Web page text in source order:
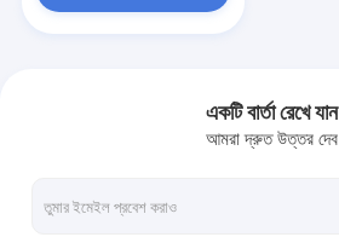
কারখানা ভ্রমণ
একটি বার্তা রেখে যান
আমরা দ্রুত উত্তর দেব